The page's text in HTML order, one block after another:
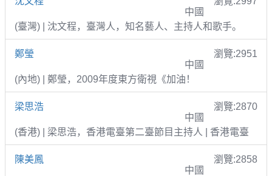
中國
(臺灣) | 沈文程，臺灣人，知名藝人、主持人和歌手。
鄭瑩
瀏覽:2951
中國
(內地) | 鄭瑩，2009年度東方衛視《加油！
梁思浩
瀏覽:2870
中國
(香港) | 梁思浩，香港電臺第二臺節目主持人 | 香港電臺
陳美鳳
瀏覽:2858
中國